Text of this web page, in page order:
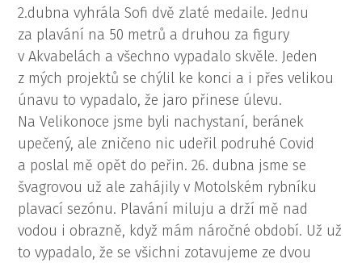
2.dubna vyhrála Sofi dvě zlaté medaile. Jednu
za plavání na 50 metrů a druhou za figury
v Akvabelách a všechno vypadalo skvěle. Jeden
z mých projektů se chýlil ke konci a i přes velikou
únavu to vypadalo, že jaro přinese úlevu.
Na Velikonoce jsme byli nachystaní, beránek
upečený, ale zničeno nic udeřil podruhé Covid
a poslal mě opět do peřin. 26. dubna jsme se
švagrovou už ale zahájily v Motolském rybníku
plavací sezónu. Plavání miluju a drží mě nad
vodou i obrazně, když mám náročné období. Už už
to vypadalo, že se všichni zotavujeme ze dvou